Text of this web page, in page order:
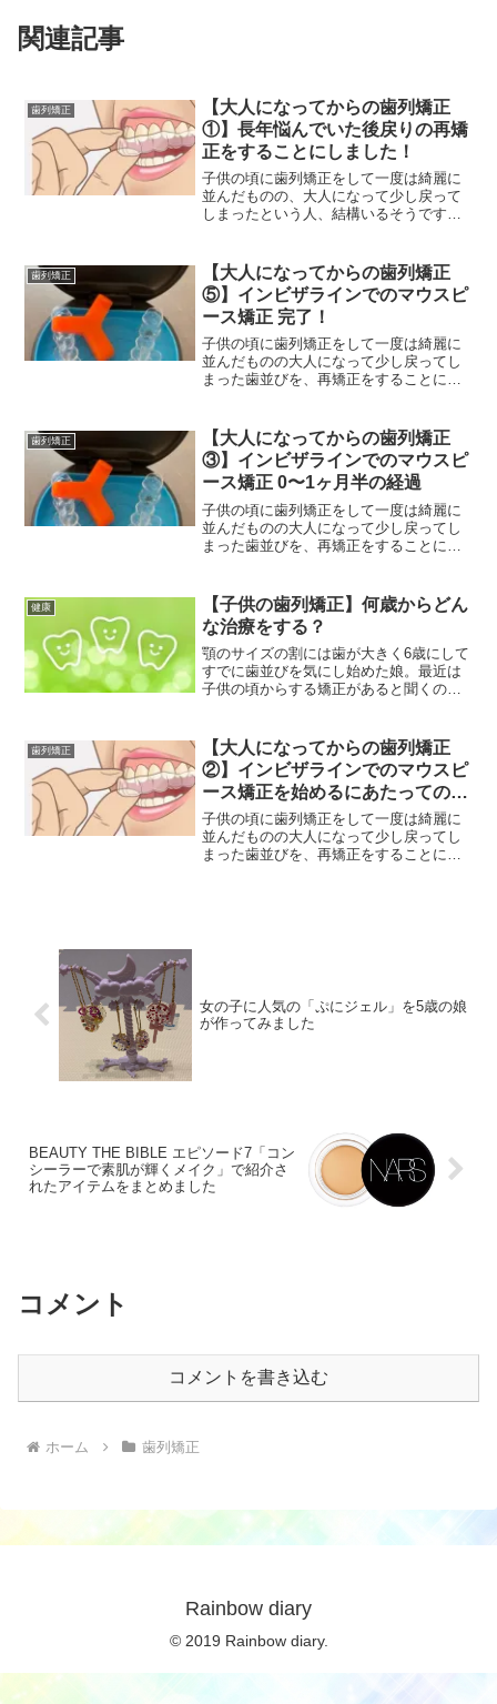
関連記事
歯列矯正
【大人になってからの歯列矯正
①】長年悩んでいた後戻りの再矯
正をすることにしました！
子供の頃に歯列矯正をして一度は綺麗に
並んだものの、大人になって少し戻って
しまったという人、結構いるそうです。
にしたので、背景や経過を記録していき
たいと思います。今回は、再矯正を決意
するに至った背景と矯正の種類について
ご紹介します。
歯列矯正
【大人になってからの歯列矯正
⑤】インビザラインでのマウスピ
ース矯正 完了！
子供の頃に歯列矯正をして一度は綺麗に
並んだものの大人になって少し戻ってし
まった歯並びを、再矯正をすることにし
紹介します。
歯列矯正
【大人になってからの歯列矯正
③】インビザラインでのマウスピ
ース矯正 0〜1ヶ月半の経過
子供の頃に歯列矯正をして一度は綺麗に
並んだものの大人になって少し戻ってし
まった歯並びを、再矯正をすることにし
月半の経過をご紹介します。始める前に
は考えていなかった意外なデメリットも
ご紹介しますので、参考になさっていた
だければ嬉しいです。
健康
【子供の歯列矯正】何歳からどん
な治療をする？
顎のサイズの割には歯が大きく6歳にして
すでに歯並びを気にし始めた娘。最近は
子供の頃からする矯正があると聞くの
めたら良いか、治療の進め方、メリッ
ト・デメリットなどについて書きます。
歯列矯正
【大人になってからの歯列矯正
②】インビザラインでのマウスピ
ース矯正を始めるにあたっての精
密検査
子供の頃に歯列矯正をして一度は綺麗に
並んだものの大人になって少し戻ってし
まった歯並びを、再矯正をすることにし
女の子に人気の「ぷにジェル」を5歳の娘
が作ってみました
BEAUTY THE BIBLE エピソード7「コン
シーラーで素肌が輝くメイク」で紹介さ
れたアイテムをまとめました
コメント
コメントを書き込む
ホーム 歯列矯正
Rainbow diary
© 2019 Rainbow diary.